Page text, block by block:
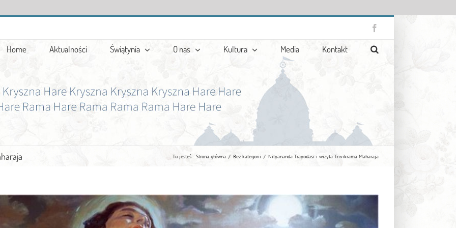
Home Aktualności Świątynia O nas Kultura Media Kontakt
Tu jesteś:: Strona główna Bez kategorii Nityananda Trayodasi i wizyta Trivikrama Maharaja